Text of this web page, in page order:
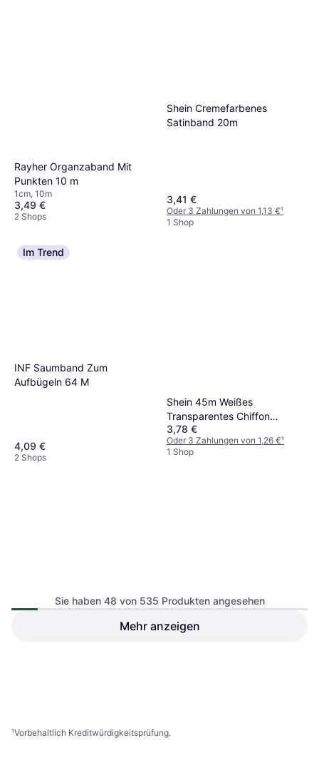
Rayher Organzaband Mit
Punkten 10 m
1cm, 10m
3,49 €
2 Shops
Shein Cremefarbenes
Satinband 20m
3,41 €
Oder 3 Zahlungen von 1,13 €¹
1 Shop
Im Trend
INF Saumband Zum
Aufbügeln 64 M
4,09 €
2 Shops
Shein 45m Weißes
Transparentes Chiffon
Satinband
3,78 €
Oder 3 Zahlungen von 1,26 €¹
1 Shop
Shein Weißes Elastisches
Sie haben 48 von 535 Produkten angesehen
Mehr anzeigen
¹Vorbehaltlich Kreditwürdigkeitsprüfung.